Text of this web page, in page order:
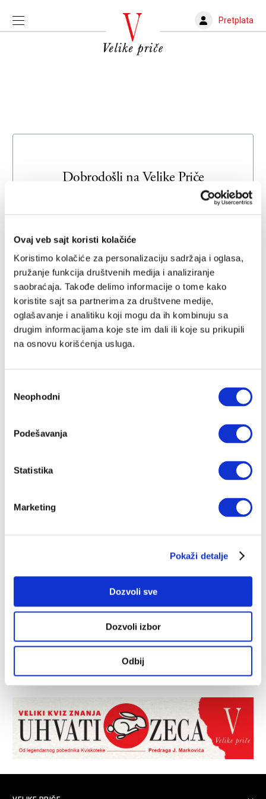
Ovaj veb sajt koristi kolačiće
Koristimo kolačiće za personalizaciju sadržaja i oglasa,
pružanje funkcija društvenih medija i analiziranje
saobraćaja. Takođe delimo informacije o tome kako
koristite sajt sa partnerima za društvene medije,
oglašavanje i analitiku koji mogu da ih kombinuju sa
drugim informacijama koje ste im dali ili koje su prikupili
na osnovu korišćenja usluga.
сагласности
Neophodni
Podešavanja
Statistika
Marketing
Pokaži detalje
Dozvoli sve
Dozvoli izbor
Odbij
Pretplata
Dobrodošli naVelike Priče
Unesite svoju adresu e-pošte da biste se prijavili ili kreirali
Email adresa
Lozinka
Zaboravljena lozinka?